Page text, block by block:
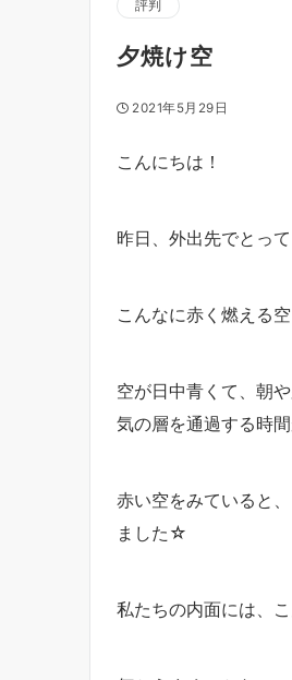
評判
夕焼け空
2021年5月29日
こんにちは！
昨日、外出先でとっ
こんなに赤く燃える
空が日中青くて、朝
気の層を通過する時
赤い空をみていると
ました☆
私たちの内面には、